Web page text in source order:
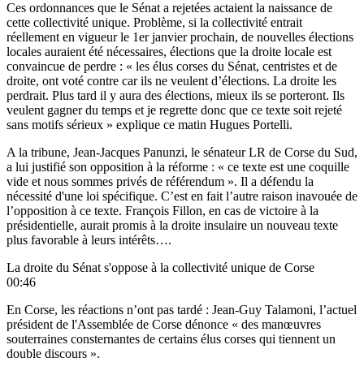
Ces ordonnances que le Sénat a rejetées actaient la naissance de
cette collectivité unique. Problème, si la collectivité entrait
réellement en vigueur le 1er janvier prochain, de nouvelles élections
locales auraient été nécessaires, élections que la droite locale est
convaincue de perdre : « les élus corses du Sénat, centristes et de
droite, ont voté contre car ils ne veulent d’élections. La droite les
perdrait. Plus tard il y aura des élections, mieux ils se porteront. Ils
veulent gagner du temps et je regrette donc que ce texte soit rejeté
sans motifs sérieux » explique ce matin Hugues Portelli.
A la tribune, Jean-Jacques Panunzi, le sénateur LR de Corse du Sud,
a lui justifié son opposition à la réforme : « ce texte est une coquille
vide et nous sommes privés de référendum ». Il a défendu la
nécessité d'une loi spécifique. C’est en fait l’autre raison inavouée de
l’opposition à ce texte. François Fillon, en cas de victoire à la
présidentielle, aurait promis à la droite insulaire un nouveau texte
plus favorable à leurs intérêts….
La droite du Sénat s'oppose à la collectivité unique de Corse
00:46
En Corse, les réactions n’ont pas tardé : Jean-Guy Talamoni, l’actuel
président de l'Assemblée de Corse dénonce « des manœuvres
souterraines consternantes de certains élus corses qui tiennent un
double discours ».